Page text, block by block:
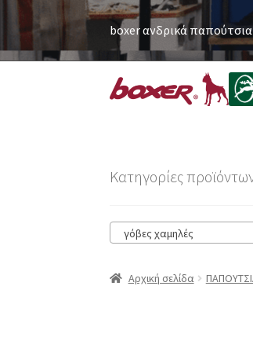
boxer ανδρικά παπούτσια
Κατηγορίες
γόβες χαμηλές
Αρχική σελίδα